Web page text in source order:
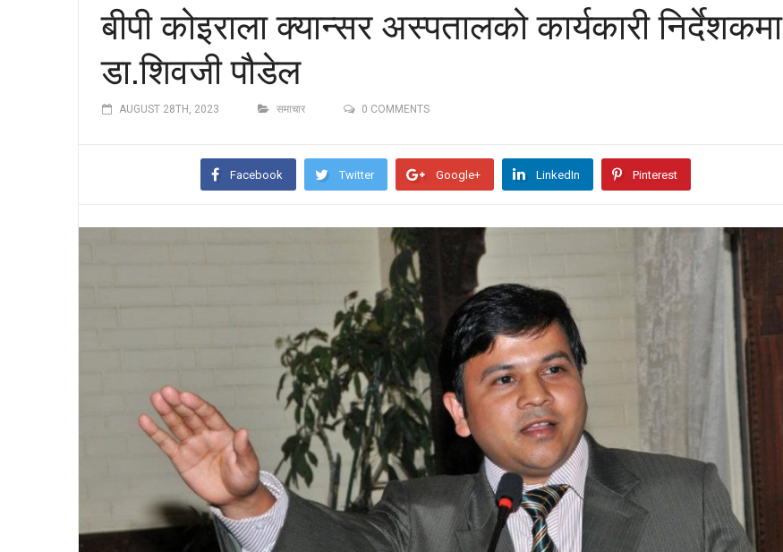
बीपी कोइराला क्यान्सर अस्पतालको कार्यकारी निर्देशकमा
डा.शिवजी पौडेल
AUGUST 28TH, 2023 समाचार 0 COMMENTS
Facebook Twitter Google+ LinkedIn Pinterest